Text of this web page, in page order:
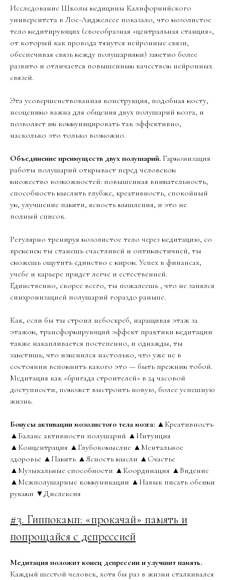
Исследование Школы медицины Калифорнийского
университета в Лос-Анджелесе показало, что мозолистое
тело медитирующих (своеобразная «центральная станция»,
от который как провода тянутся нейронные связи,
обеспечивая связь между полушариями) заметно более
развито и отличается повышенным качеством нейронных
связей.
Эта усовершенствованная конструкция, подобная мосту,
неоценимо важна для общения двух полушарий мозга, и
позволяет им коммуницировать так эффективно,
насколько это только возможно.
Объединение преимуществ двух полушарий. Гармонизация
работы полушарий открывает перед человеком
множество возможностей: повышенная внимательность,
способность мыслить глубже, креативность, спокойный
ум, улучшение памяти, ясность мышления, и это не
полный список.
Регулярно тренируя мозолистое тело через медитацию, со
временем ты станешь счастливей и оптимистичней, ты
сможешь ощутить единство с миром. Успех в финансах,
учебе и карьере придет легче и естественней.
Единственно, скорее всего, ты пожалеешь , что не занялся
синхронизацией полушарий гораздо раньше.
Как, если бы ты строил небоскреб, наращивая этаж за
этажом, трансформирующий эффект практики медитации
также накапливается постепенно, и однажды, ты
заметишь, что изменился настолько, что уже не в
состоянии вспомнить какого это — быть прежним тобой.
Медитация как «бригада строителей» в 24 часовой
доступности, поможет выстроить новую, более успешную
жизнь.
Бонусы активации мозолистого тела мозга: ▲Креативность
▲Баланс активности полушарий ▲Интуиция
▲Концентрация ▲Глубокомыслие ▲Ментальное
здоровье ▲Память ▲Ясность мысли ▲Счастье
▲Музыкальные способности ▲Координация ▲Видение
▲Межполушарные коммуникации ▲Навык писать обеими
руками ▼Дислексия
#3. Гиппокамп: «прокачай» память и
попрощайся с депрессией
Медитация положит конец депрессии и улучшит память.
Каждый шестой человек, хотя бы раз в жизни сталкивался